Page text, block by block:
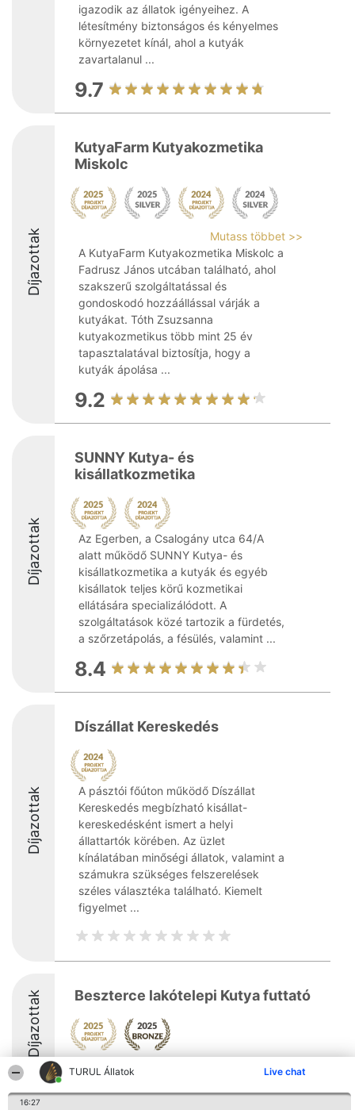
TURUL Állatok Live chat
16:27
igazodik az állatok igényeihez. A
létesítmény biztonságos és kényelmes
környezetet kínál, ahol a kutyák
zavartalanul ...
9.7
Díjazottak
KutyaFarm Kutyakozmetika
Miskolc
Mutass többet >>
A KutyaFarm Kutyakozmetika Miskolc a
Fadrusz János utcában található, ahol
szakszerű szolgáltatással és
gondoskodó hozzáállással várják a
kutyákat. Tóth Zsuzsanna
kutyakozmetikus több mint 25 év
tapasztalatával biztosítja, hogy a
kutyák ápolása ...
9.2
Díjazottak
SUNNY Kutya- és
kisállatkozmetika
Az Egerben, a Csalogány utca 64/A
alatt működő SUNNY Kutya- és
kisállatkozmetika a kutyák és egyéb
kisállatok teljes körű kozmetikai
ellátására specializálódott. A
szolgáltatások közé tartozik a fürdetés,
a szőrzetápolás, a fésülés, valamint ...
8.4
Díjazottak
Díszállat Kereskedés
A pásztói főúton működő Díszállat
Kereskedés megbízható kisállat-
kereskedésként ismert a helyi
állattartók körében. Az üzlet
kínálatában minőségi állatok, valamint a
számukra szükséges felszerelések
széles választéka található. Kiemelt
figyelmet ...
Díjazottak Beszterce lakótelepi Kutya futtató
9.1